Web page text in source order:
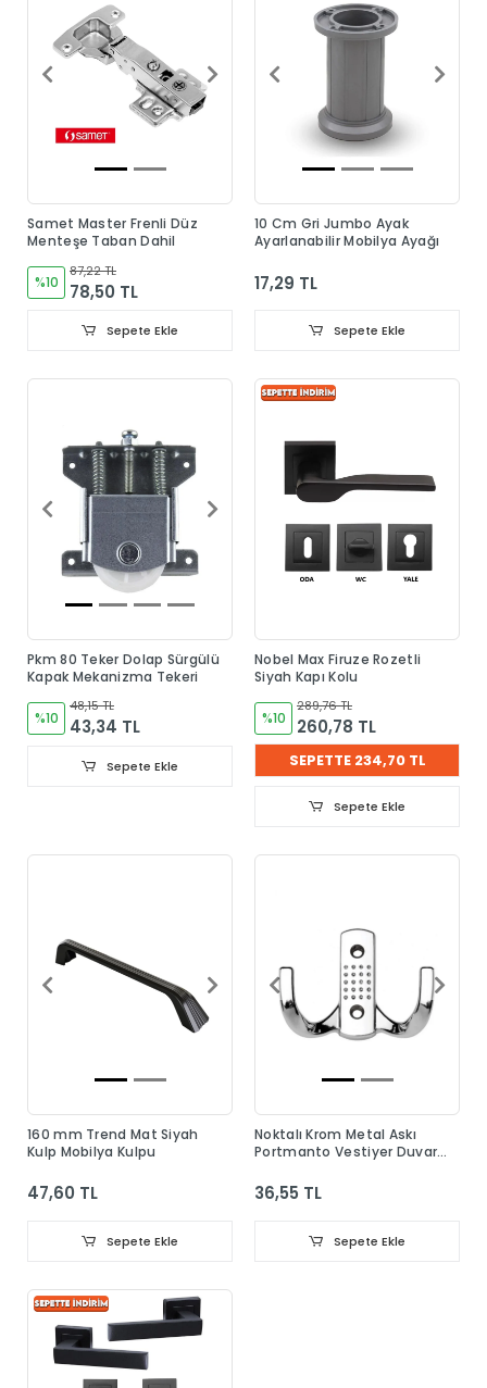
Samet Master Frenli Düz
Menteşe Taban Dahil
%10
87,22 TL
78,50 TL
Sepete Ekle
10 Cm Gri Jumbo Ayak
Ayarlanabilir Mobilya Ayağı
17,29 TL
Sepete Ekle
Pkm 80 Teker Dolap Sürgülü
Kapak Mekanizma Tekeri
%10
48,15 TL
43,34 TL
Sepete Ekle
Nobel Max Firuze Rozetli
Siyah Kapı Kolu
%10
289,76 TL
260,78 TL
SEPETTE 234,70 TL
Sepete Ekle
160 mm Trend Mat Siyah
Kulp Mobilya Kulpu
47,60 TL
Sepete Ekle
Noktalı Krom Metal Askı
Portmanto Vestiyer Duvar
36,55 TL
Sepete Ekle